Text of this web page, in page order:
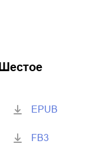
Шестое
EPUB
FB3